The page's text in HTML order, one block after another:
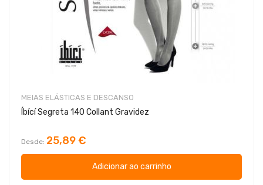
MEIAS ELÁSTICAS E DESCANSO
Íbící Segreta 140 Collant Gravidez
Desde 25,89 €
Adicionar ao carrinho